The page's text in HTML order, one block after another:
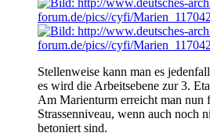
Stellenweise kann man es
es wird die Arbeitsebene zur 3.
Am Marienturm erreicht man nun
Strassenniveau, wenn auch noch
betoniert sind.